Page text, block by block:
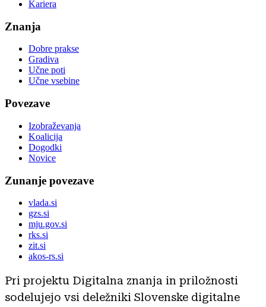
Kariera
Znanja
Dobre prakse
Gradiva
Učne poti
Učne vsebine
Povezave
Izobraževanja
Koalicija
Dogodki
Novice
Zunanje povezave
vlada.si
gzs.si
mju.gov.si
rks.si
zit.si
akos-rs.si
Pri projektu Digitalna znanja in priložnosti
sodelujejo vsi deležniki Slovenske digitalne